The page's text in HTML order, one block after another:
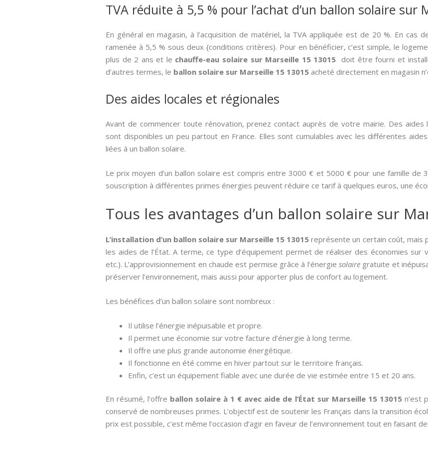
TVA réduite à 5,5 % pour l’achat d’un ballon solaire sur
En général en magasin, à l’acquisition de matériel, la TVA appliquée est de 20 %. En cas
ramenée à 5,5 % sous deux {conditions critères}. Pour en bénéficier, c’est simple, le
plus de 2 ans et le chauffe-eau solaire sur Marseille 15 13015 doit être fourni et
d’autres termes, le ballon solaire sur Marseille 15 13015 acheté directement en magasin
Des aides locales et régionales
Avant de commencer toute rénovation, prenez contact auprès de votre mairie. Des aides
sont disponibles un peu partout en France. Elles sont cumulables avec les différentes
liées à un ballon solaire.
Le prix moyen d’un ballon solaire est compris entre 3000 € et 5000 € pour une famille de
souscription à différentes primes énergies peuvent réduire ce tarif à quelques euros, une
Tous les avantages d’un ballon solaire sur
L’installation d’un ballon solaire sur Marseille 15 13015 représente un certain coût, mais
les aides de l’État. A terme, ce type d’équipement permet de réaliser des économies sur
etc.). L’approvisionnement en chaude est permise grâce à l’énergie solaire gratuite et
préserver l’environnement, mais aussi pour apporter plus de confort au logement.
Les bénéfices d’un ballon solaire sont nombreux :
Il utilise l’énergie inépuisable et propre.
Il permet une économie sur votre facture d’énergie à long terme.
Il offre une plus grande autonomie énergétique.
Il fonctionne en été comme en hiver partout sur le territoire français.
Enfin, c’est un équipement fiable avec une durée de vie estimée entre 15 et 20 ans.
En résumé, l’offre ballon solaire à 1 € avec aide de l’État sur Marseille 15 13015n’est
conservé de nombreuses primes. L’objectif est de soutenir les Français dans la transition
prix est possible, c’est même l’occasion d’agir en faveur de l’environnement tout en faisant